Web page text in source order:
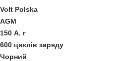
Volt Polska
AGM
150 А. г
600 циклів заряду
Чорний